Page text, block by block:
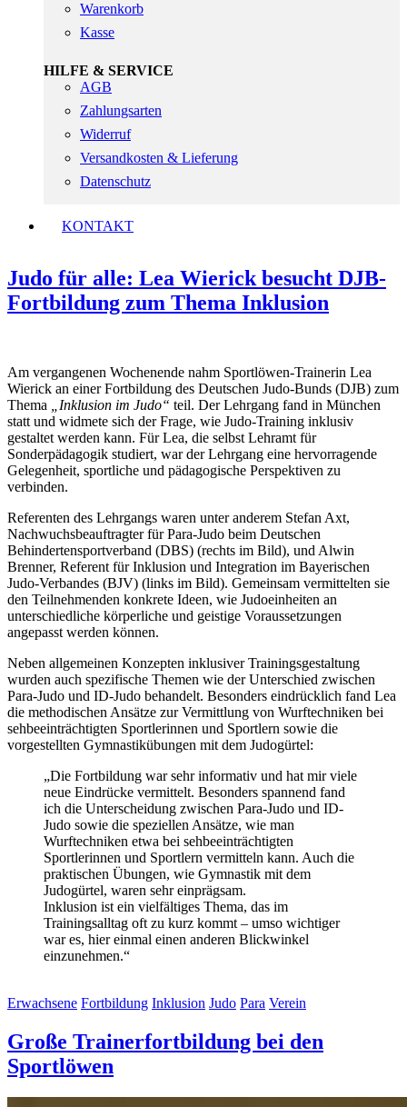
Warenkorb
Kasse
HILFE & SERVICE
AGB
Zahlungsarten
Widerruf
Versandkosten & Lieferung
Datenschutz
KONTAKT
Judo für alle: Lea Wierick besucht DJB-
Fortbildung zum Thema Inklusion
Am vergangenen Wochenende nahm Sportlöwen-Trainerin Lea
Wierick an einer Fortbildung des Deutschen Judo-Bunds (DJB) zum
Thema
„Inklusion im Judo“ teil. Der Lehrgang fand in München
statt und widmete sich der Frage, wie Judo-Training inklusiv
gestaltet werden kann. Für Lea, die selbst Lehramt für
Sonderpädagogik studiert, war der Lehrgang eine hervorragende
Gelegenheit, sportliche und pädagogische Perspektiven zu
verbinden.
Referenten des Lehrgangs waren unter anderem Stefan Axt,
Nachwuchsbeauftragter für Para-Judo beim Deutschen
Behindertensportverband (DBS) (rechts im Bild), und Alwin
Brenner, Referent für Inklusion und Integration im Bayerischen
Judo-Verbandes (BJV) (links im Bild). Gemeinsam vermittelten sie
den Teilnehmenden konkrete Ideen, wie Judoeinheiten an
unterschiedliche körperliche und geistige Voraussetzungen
angepasst werden können.
Neben allgemeinen Konzepten inklusiver Trainingsgestaltung
wurden auch spezifische Themen wie der Unterschied zwischen
Para-Judo und ID-Judo behandelt. Besonders eindrücklich fand Lea
die methodischen Ansätze zur Vermittlung von Wurftechniken bei
sehbeeinträchtigten Sportlerinnen und Sportlern sowie die
vorgestellten Gymnastikübungen mit dem Judogürtel:
„Die Fortbildung war sehr informativ und hat mir viele
neue Eindrücke vermittelt. Besonders spannend fand
ich die Unterscheidung zwischen Para-Judo und ID-
Judo sowie die speziellen Ansätze, wie man
Wurftechniken etwa bei sehbeeinträchtigten
Sportlerinnen und Sportlern vermitteln kann. Auch die
praktischen Übungen, wie Gymnastik mit dem
Judogürtel, waren sehr einprägsam.
Inklusion ist ein vielfältiges Thema, das im
Trainingsalltag oft zu kurz kommt – umso wichtiger
war es, hier einmal einen anderen Blickwinkel
einzunehmen.“
Erwachsene Fortbildung Inklusion Judo Para Verein
Große Trainerfortbildung bei den
Sportlöwen